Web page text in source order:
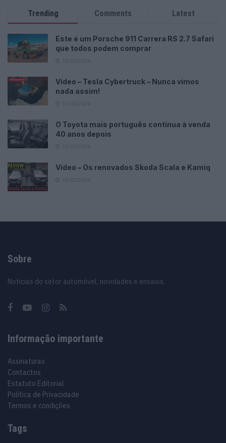
Trending Comments Latest
Este é um Porsche 911 Carrera RS 2.7 Safari
que todos podem comprar
Vídeo – Tesla Cybertruck – Nunca vimos
nada assim!
O Toyota mais português continua à venda
40 anos depois
Vídeo – Os renovados Skoda Scala e Kamiq
Sobre
Noticias do setor automóvel, novidades e ensaios.
Informação importante
Assinaturas
Contactos
Estatuto Editorial
Política de Privacidade
Termos e condições
Tags